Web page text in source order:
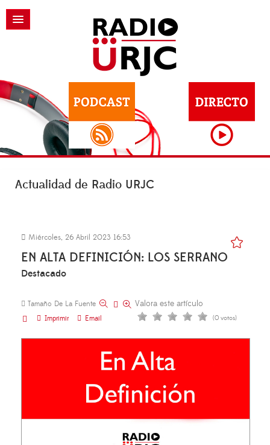
Actualidad de Radio URJC
Miércoles, 26 Abril 2023 16:53
EN ALTA DEFINICIÓN: LOS SERRANO
Destacado
Tamaño De La Fuente
Imprimir
Email
Valora este artículo
(0 votos)